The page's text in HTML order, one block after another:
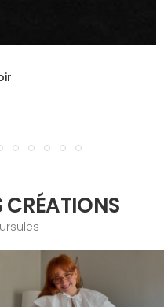
CRÉATIONS